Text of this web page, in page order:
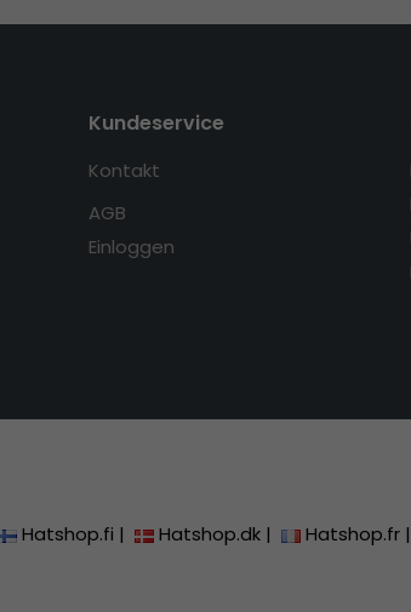
Kundeservice
Kontakt
AGB
Einloggen
Hatshop.fi | Hatshop.dk | Hatshop.fr